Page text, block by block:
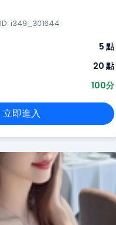
ID: i349_301644
5 點
20 點
100分
立即進入